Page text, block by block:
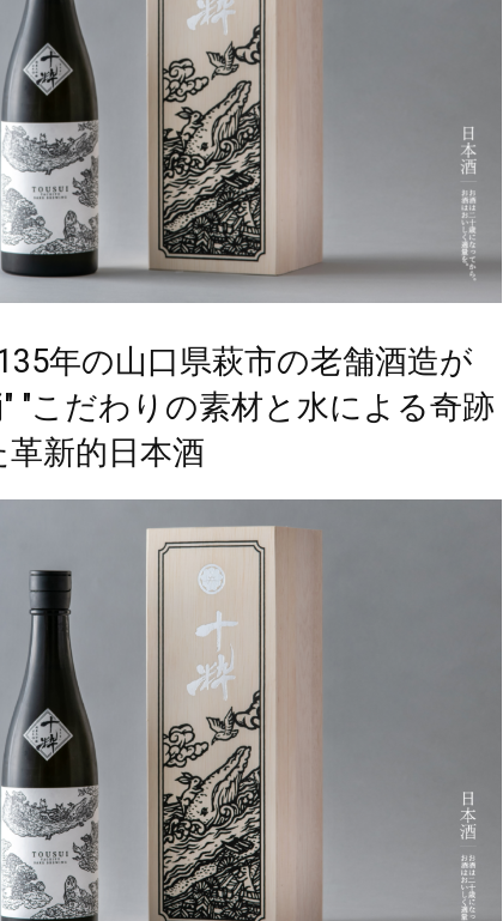
年の山口県萩市の老舗酒造が
"こだわりの素材と水による奇跡
新的日本酒